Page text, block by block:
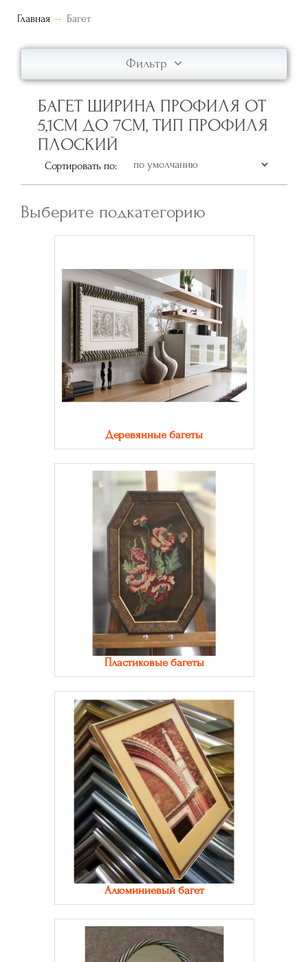
Главная Багет
Фильтр
БАГЕТ ШИРИНА ПРОФИЛЯ ОТ
5,1СМ ДО 7СМ, ТИП ПРОФИЛЯ
ПЛОСКИЙ
Сортировать по:
Выберите подкатегорию
Деревянные багеты
Пластиковые багеты
Алюминиевый багет